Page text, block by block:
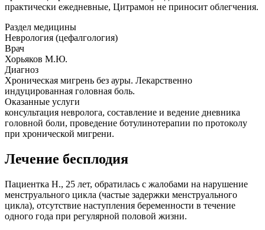
практически ежедневные, Цитрамон не приносит облегчения.
Раздел медицины
Неврология (цефалгология)
Врач
Хорьяков М.Ю.
Диагноз
Хроническая мигрень без ауры. Лекарственно
индуцированная головная боль.
Оказанные услуги
консультация невролога, составление и ведение дневника
головной боли, проведение ботулинотерапии по протоколу
при хронической мигрени.
Лечение бесплодия
Пациентка Н., 25 лет, обратилась с жалобами на нарушение
менструального цикла (частые задержки менструального
цикла), отсутствие наступления беременности в течение
одного года при регулярной половой жизни.